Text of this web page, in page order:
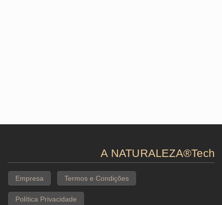
A NATURALEZA®Tech
Empresa Termos e Condições
Política Privacidade